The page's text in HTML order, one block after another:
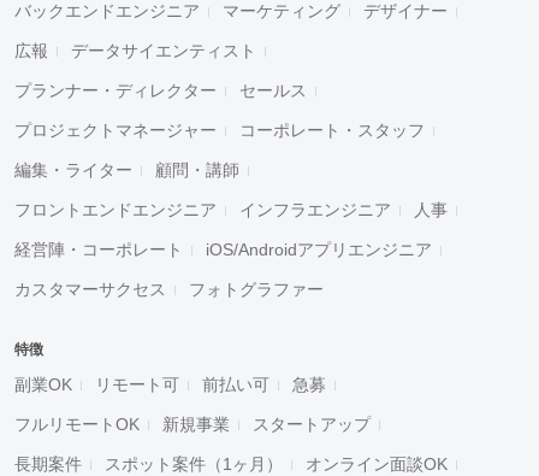
バックエンドエンジニア マーケティング デザイナー
広報 データサイエンティスト
プランナー・ディレクター セールス
プロジェクトマネージャー コーポレート・スタッフ
編集・ライター 顧問・講師
フロントエンドエンジニア インフラエンジニア 人事
経営陣・コーポレート iOS/Androidアプリエンジニア
カスタマーサクセス フォトグラファー
特徴
副業OK リモート可 前払い可 急募
フルリモートOK 新規事業 スタートアップ
長期案件 スポット案件（1ヶ月） オンライン面談OK